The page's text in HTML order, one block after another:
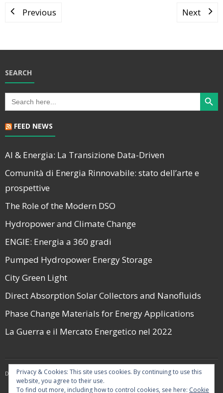
Previous Next
SEARCH
Search
for:
Search
FEED NEWS
AI & Energia: La Transizione Data-Driven
Comunità di Energia Rinnovabile: stato dell’arte e
prospettive
The Role of the Modern DSO
Hydropower and Climate Change
ENGIE: Energia a 360 gradi
Pumped Hydropower Energy Storage
City Green Light
Direct Absorption Solar Collectors and Nanofluids
Phase Change Materials for Energy Applications
La Guerra e il Mercato Energetico nel 2022
Developed by Think Up Themes Ltd. Powered byWordPress.
Privacy & Cookies: This site uses cookies. By continuing to use this
website, you agree to their use.
To find out more, including how to control cookies, see here: Cookie